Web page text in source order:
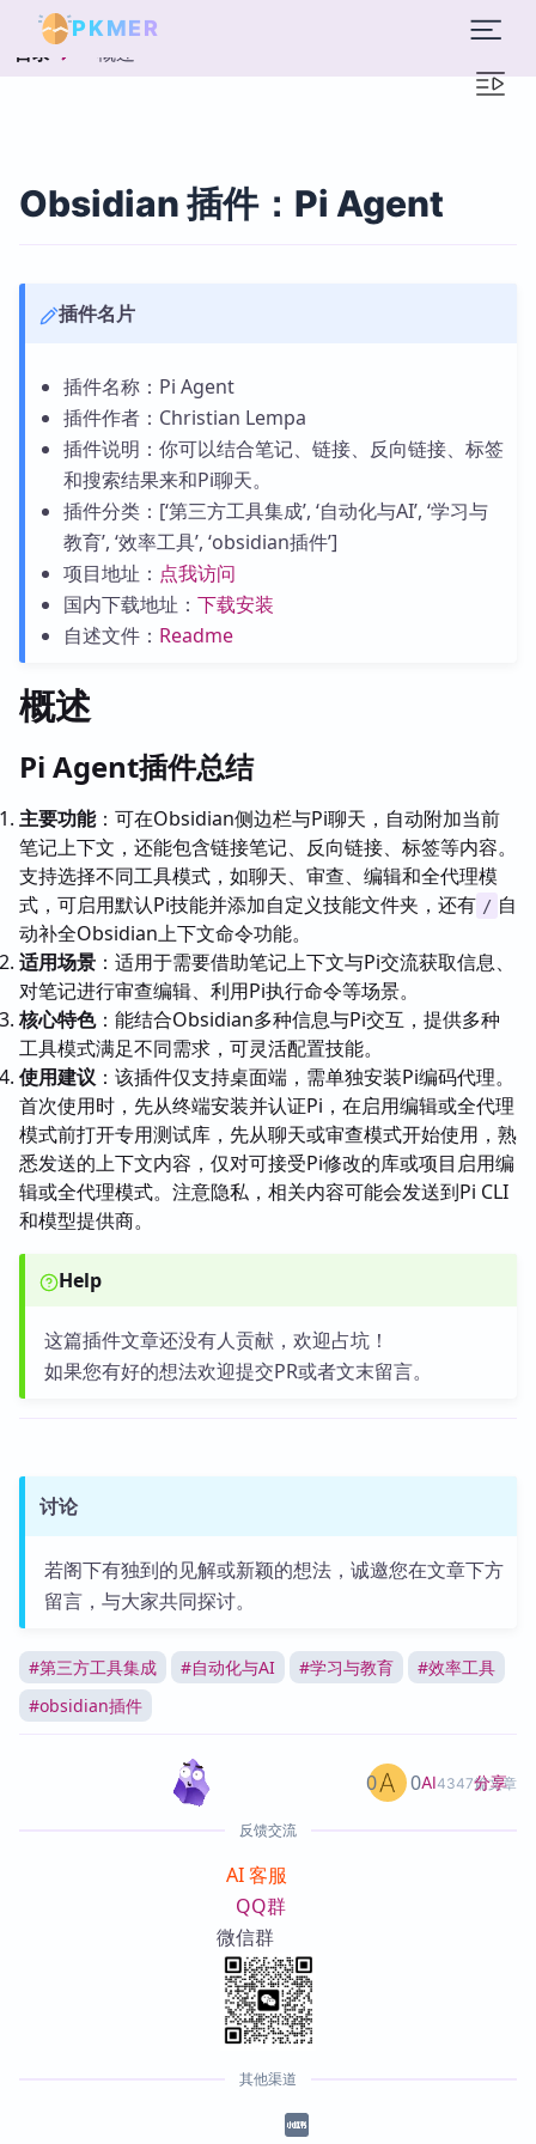
PKMER
目录 概述
Obsidian 插件：Pi Agent
插件名片
插件名称：Pi Agent
插件作者：Christian Lempa
插件说明：你可以结合笔记、链接、反向链接、标签
和搜索结果来和Pi聊天。
插件分类：[‘第三方工具集成’, ‘自动化与AI’, ‘学习与
教育’, ‘效率工具’, ‘obsidian插件’]
项目地址： 点我访问
国内下载地址： 下载安装
自述文件： Readme
概述
Pi Agent插件总结
主要功能：可在Obsidian侧边栏与Pi聊天，自动附加当前
笔记上下文，还能包含链接笔记、反向链接、标签等内容。
支持选择不同工具模式，如聊天、审查、编辑和全代理模
式，可启用默认Pi技能并添加自定义技能文件夹，还有 / 自
动补全Obsidian上下文命令功能。
适用场景 ：适用于需要借助笔记上下文与Pi交流获取信息、
对笔记进行审查编辑、利用Pi执行命令等场景。
核心特色：能结合Obsidian多种信息与Pi交互，提供多种
工具模式满足不同需求，可灵活配置技能。
使用建议 ：该插件仅支持桌面端，需单独安装Pi编码代理。
首次使用时，先从终端安装并认证Pi，在启用编辑或全代理
模式前打开专用测试库，先从聊天或审查模式开始使用，熟
悉发送的上下文内容，仅对可接受Pi修改的库或项目启用编
辑或全代理模式。注意隐私，相关内容可能会发送到Pi CLI
和模型提供商。
Help
这篇插件文章还没有人贡献，欢迎占坑！
如果您有好的想法欢迎提交PR或者文末留言。
讨论
若阁下有独到的见解或新颖的想法，诚邀您在文章下方
留言，与大家共同探讨。
#第三方工具集成 #自动化与AI #学习与教育 #效率工具
#obsidian插件
AI4347篇文章
0 0 分享
反馈交流
AI 客服
QQ群
微信群
其他渠道